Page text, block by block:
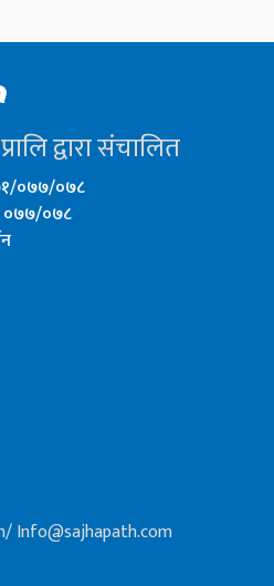
द्वारा संचालित
०७७/०७८
०७७/०७८
/Info@sajhapath.com